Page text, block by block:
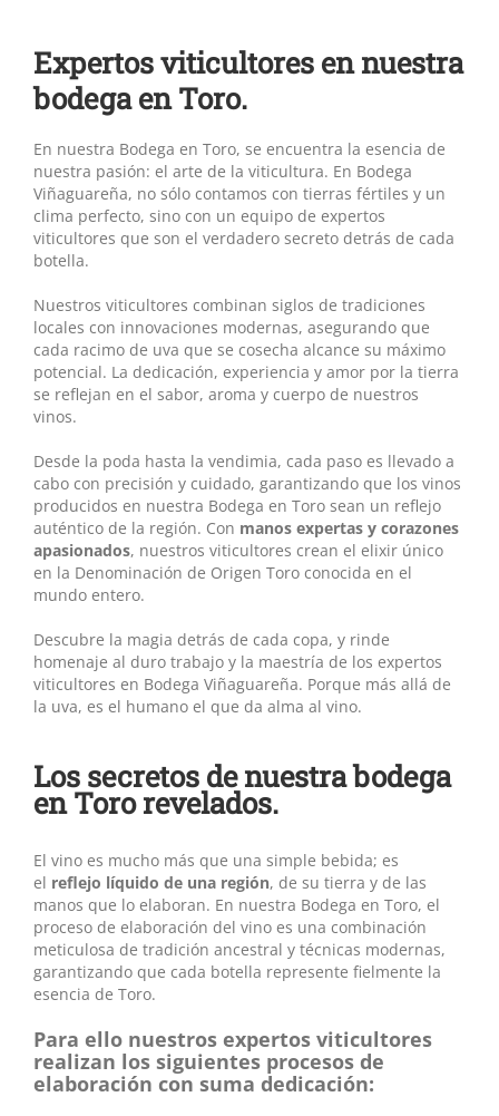
Expertos viticultores en nuestra
bodega en Toro.
En nuestra Bodega en Toro, se encuentra la esencia de
nuestra pasión: el arte de la viticultura. En Bodega
Viñaguareña, no sólo contamos con tierras fértiles y un
clima perfecto, sino con un equipo de expertos
viticultores que son el verdadero secreto detrás de cada
botella.
Nuestros viticultores combinan siglos de tradiciones
locales con innovaciones modernas, asegurando que
cada racimo de uva que se cosecha alcance su máximo
potencial. La dedicación, experiencia y amor por la tierra
se reflejan en el sabor, aroma y cuerpo de nuestros
vinos.
Desde la poda hasta la vendimia, cada paso es llevado a
cabo con precisión y cuidado, garantizando que los vinos
producidos en nuestra Bodega en Toro sean un reflejo
auténtico de la región. Con manos expertas y corazones
apasionados, nuestros viticultores crean el elixir único
en la Denominación de Origen Toro conocida en el
mundo entero.
Descubre la magia detrás de cada copa, y rinde
homenaje al duro trabajo y la maestría de los expertos
viticultores en Bodega Viñaguareña. Porque más allá de
la uva, es el humano el que da alma al vino.
Los secretos de nuestra bodega
en Toro revelados.
El vino es mucho más que una simple bebida; es
el reflejo líquido de una región, de su tierra y de las
manos que lo elaboran. En nuestra Bodega en Toro, el
proceso de elaboración del vino es una combinación
meticulosa de tradición ancestral y técnicas modernas,
garantizando que cada botella represente fielmente la
esencia de Toro.
Para ello nuestros expertos viticultores
realizan los siguientes procesos de
elaboración con suma dedicación: